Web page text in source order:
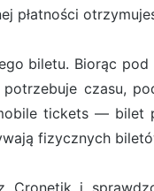
płatności
biletu. Biorąc
czasu,
tickets —
fizycznych